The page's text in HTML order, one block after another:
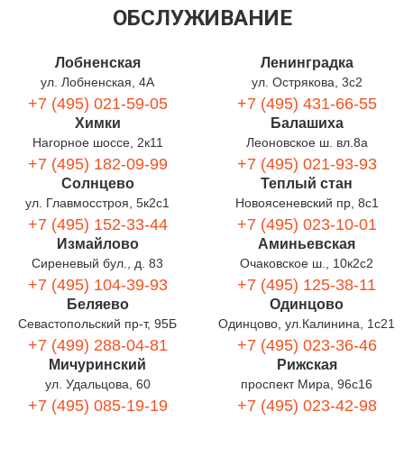
ОБСЛУЖИВАНИЕ
Лобненская
ул. Лобненская, 4А
+7 (495) 021-59-05
Ленинградка
ул. Острякова, 3с2
+7 (495) 431-66-55
Химки
Нагорное шоссе, 2к11
+7 (495) 182-09-99
Балашиха
Леоновское ш. вл.8а
+7 (495) 021-93-93
Солнцево
ул. Главмосстроя, 5к2с1
+7 (495) 152-33-44
Теплый стан
Новоясеневский пр, 8с1
+7 (495) 023-10-01
Измайлово
Сиреневый бул., д. 83
+7 (495) 104-39-93
Аминьевская
Очаковское ш., 10к2с2
+7 (495) 125-38-11
Беляево
Севастопольский пр-т, 95Б
+7 (499) 288-04-81
Одинцово
Одинцово, ул.Калинина, 1с21
+7 (495) 023-36-46
Мичуринский
ул. Удальцова, 60
+7 (495) 085-19-19
Рижская
проспект Мира, 96с16
+7 (495) 023-42-98